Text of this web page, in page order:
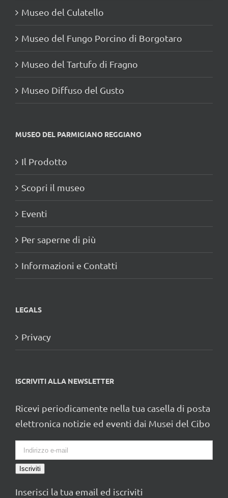
Museo del Culatello
Museo del Fungo Porcino di Borgotaro
Museo del Tartufo di Fragno
Museo Diffuso del Gusto
MUSEO DEL PARMIGIANO REGGIANO
Il Prodotto
Scopri il museo
Eventi
Per saperne di più
Informazioni e Contatti
LEGALS
Privacy
ISCRIVITI ALLA NEWSLETTER
Ricevi periodicamente nella tua casella di posta
elettronica notizie ed eventi dai Musei del Cibo
Iscriviti
Inserisci la tua email ed iscriviti